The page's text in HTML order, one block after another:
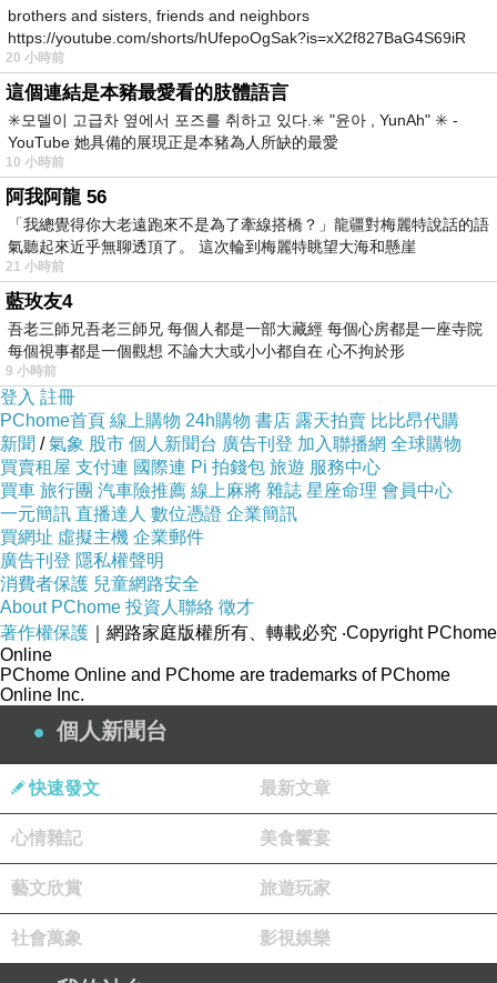
一旁也是老人的婦人就罵她說不要扯！等下煞車一下就撞
到頭！
但老老人不管就很執著...
看到這樣類似的情況不少，尤其是在醫院！
所以說啊，老人有必要再活到很老不可？！
幾乎每個協助者都活的比他們還苦命。
怨相很有。
很多年輕一輩不在意這種事情，當然我年輕也沒想過。
日後是老人的天下吧？
嘖，他們會照顧老人？
結論就是：很一般人家的老人必須快點登出這世界才行。
比較廢的，60就差不多了⋯⋯
我的理想是50最好！
因為不是在糟糕的時候等掛。
這陣子我很針對老人。
除了家裡那兩位之外，在外頭也太常看到老人的白目行
該懂我都懂！
然而這些都是很現實的。
我反而想要你們認清面對這樣的老人，這樣的狀況。
發生在你身上，或許你會用有愛的方式去應對。
然而也有像我這樣的人不是很有愛啊。
但我還是給予家裡那兩老最基本的道義上的奉養責任了。
brothers and sisters, friends and neighbors
https://youtube.com/shorts/hUfepoOgSak?is=xX2f827BaG4S69iR
https
20 小時前
這個連結是本豬最愛看的肢體語言
✳️모델이 고급차 옆에서 포즈를 취하고 있다.✳️ "윤아 , YunAh" ✳️ -
YouTube 她具備的展現正是本豬為人所缺的最愛
10 小時前
阿我阿龍 56
「我總覺得你大老遠跑來不是為了牽線搭橋？」龍疆對梅麗特說話的語
氣聽起來近乎無聊透頂了。 這次輪到梅麗特眺望大海和懸崖
21 小時前
藍玫友4
吾老三師兄吾老三師兄 每個人都是一部大藏經 每個心房都是一座寺院
每個視事都是一個觀想 不論大大或小小都自在 心不拘於形
9 小時前
登入 註冊
PChome首頁 線上購物 24h購物 書店 露天拍賣 比比昂代購
新聞 /氣象 股市 個人新聞台 廣告刊登 加入聯播網 全球購物
買賣租屋 支付連 國際連 Pi 拍錢包 旅遊 服務中心
買車 旅行團 汽車險推薦 線上麻將 雜誌 星座命理 會員中心
一元簡訊 直播達人 數位憑證 企業簡訊
買網址 虛擬主機 企業郵件
廣告刊登 隱私權聲明
消費者保護 兒童網路安全
About PChome 投資人聯絡 徵才
著作權保護 ｜網路家庭版權所有、轉載必究 ‧Copyright PChome
Online
PChome Online and PChome are trademarks of PChome
Online Inc.
個人新聞台
快速發文 最新文章
心情雜記 美食饗宴
藝文欣賞 旅遊玩家
社會萬象 影視娛樂